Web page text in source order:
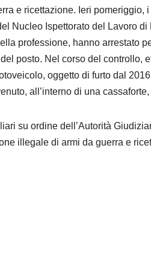
e ricettazione. Ieri pomeriggio,
Nucleo Ispettorato del Lavoro
professione, hanno arrestato
posto. Nel corso del controllo,
oggetto di furto dal
all’interno di una
su ordine dell’Autorità
illegale di armi da guerra e